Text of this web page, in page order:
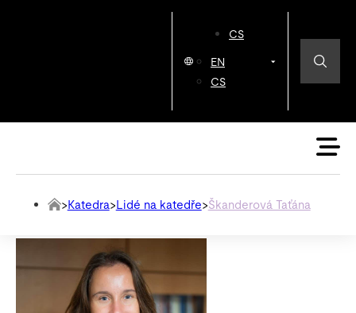
CS
EN
CS
> Katedra> Lidé na katedře>Škanderová Taťána